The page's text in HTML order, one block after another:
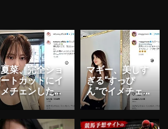
夏菜、完全ショ
ートカットにイ
メチェンした新
ヘアを公開！
「ただただお美
しい」
マギー、美しす
ぎる“すっぴ
ん”でイメチェン
した新ヘア公
開！